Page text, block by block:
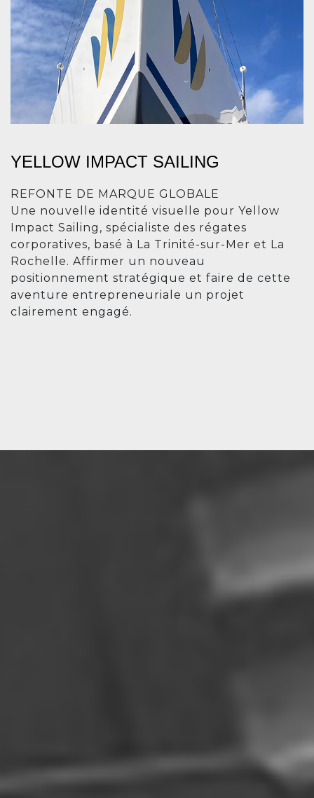
YELLOW IMPACT SAILING
REFONTE DE MARQUE GLOBALE
Une nouvelle identité visuelle pour Yellow
Impact Sailing, spécialiste des régates
corporatives, basé à La Trinité-sur-Mer et La
Rochelle. Affirmer un nouveau
positionnement stratégique et faire de cette
aventure entrepreneuriale un projet
clairement engagé.